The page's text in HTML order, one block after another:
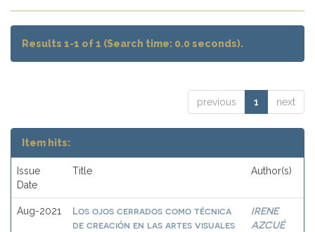
Results 1-1 of 1 (Search time: 0.0 seconds).
previous 1 next
Item hits:
Issue
Date
Title Author(s)
Aug-2021
Los ojos cerrados como técnica
de creación en las artes visuales
IRENE
AZCUÉ